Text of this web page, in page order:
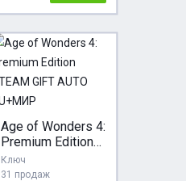
Age of Wonders 4:
Premium Edition
STEAM GIFT
AUTO RU+МИР
Ключ
31 продаж